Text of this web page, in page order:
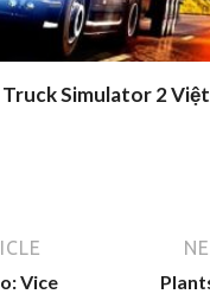
Simulator 2
Vice